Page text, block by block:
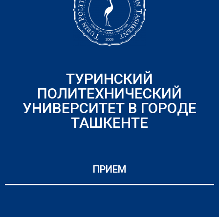
ТУРИНСКИЙ
ПОЛИТЕХНИЧЕСКИЙ
УНИВЕРСИТЕТ В ГОРОДЕ
ТАШКЕНТЕ
ПРИЕМ